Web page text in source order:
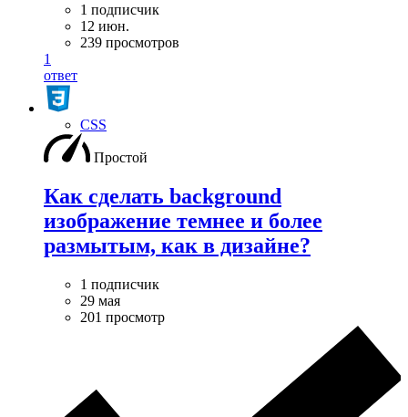
1 подписчик
12 июн.
239 просмотров
1
ответ
CSS
Простой
Как сделать background
изображение темнее и более
размытым, как в дизайне?
1 подписчик
29 мая
201 просмотр